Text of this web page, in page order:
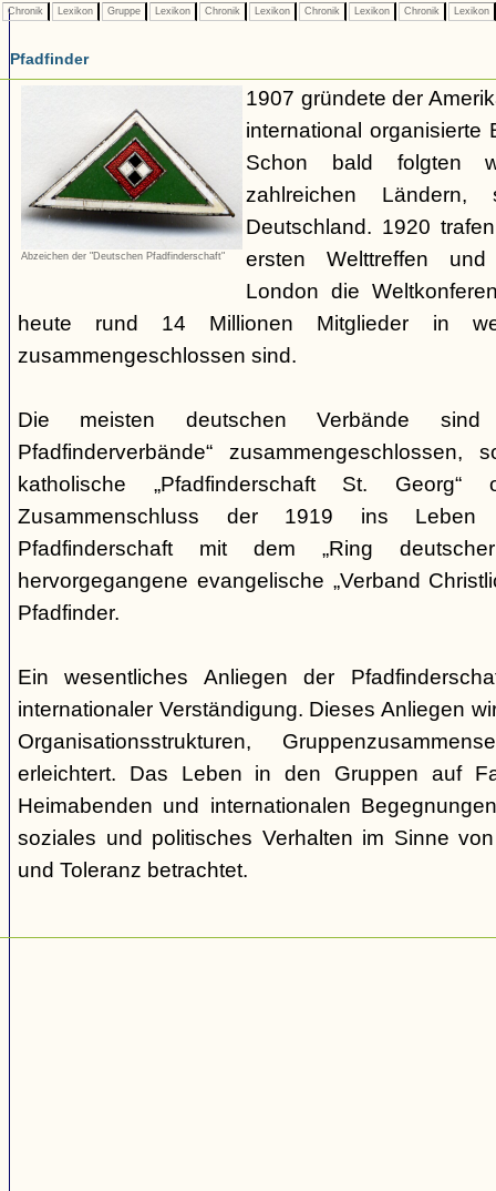
Chronik Lexikon Gruppe Lexikon Chronik Lexikon Chronik Lexikon Chronik Lexikon
Pfadfinder
Abzeichen der "Deutschen Pfadfinderschaft"
1907 gründete der
international organisierte
Schon bald folgten
zahlreichen
Deutschland. 1920
ersten Welttreffen
London die
heute rund 14 Millionen Mitglieder in
zusammengeschlossen sind.
Die meisten deutschen Verbände
Pfadfinderverbände“
katholische „Pfadfinderschaft St.
Zusammenschluss der 1919 ins Leben
Pfadfinderschaft mit dem „Ring deutscher
hervorgegangene evangelische „Verband
Pfadfinder.
Ein wesentliches Anliegen der
internationaler Verständigung. Dieses Anliegen
Organisationsstrukturen,
erleichtert. Das Leben in den Gruppen auf
Heimabenden und internationalen
soziales und politisches Verhalten im Sinne
und Toleranz betrachtet.